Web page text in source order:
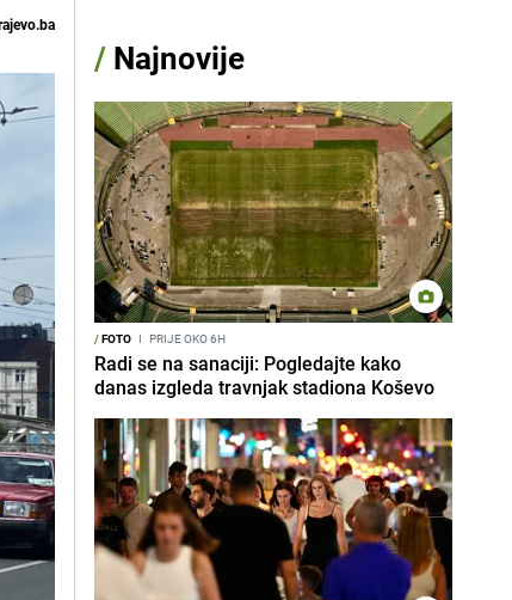
/ Najnovije
/FOTO I PRIJE OKO 6H
Radi se na sanaciji: Pogledajte kako
danas izgleda travnjak stadiona Koševo